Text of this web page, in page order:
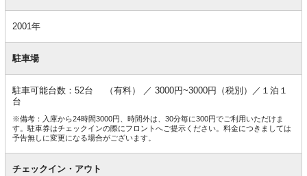
2001年
駐車場
駐車可能台数：52台 （有料） ／ 3000円~3000円（税別）／１泊１
台
※備考：入庫から24時間3000円、時間外は、30分毎に300円でご利用いただけま
す。駐車券はチェックインの際にフロントへご提示ください。料金につきましては
予告無しに変更になる場合がございます。
チェックイン・アウト